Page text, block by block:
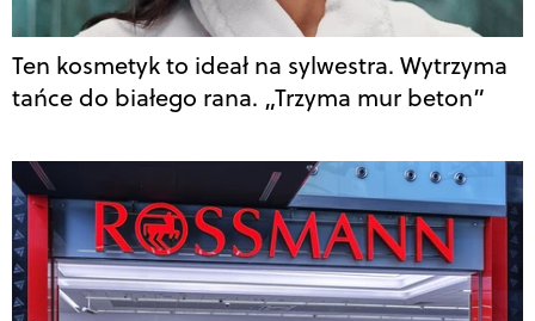
Ten kosmetyk to ideał na sylwestra. Wytrzyma
tańce do białego rana. „Trzyma mur beton”